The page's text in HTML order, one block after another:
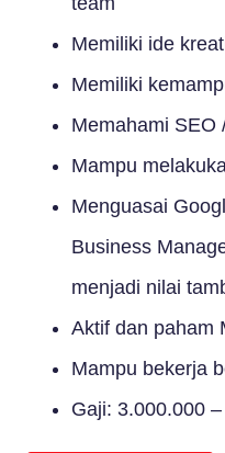
Memiliki ide
Memiliki
Memahami SEO
Mampu
Menguasai
Business
menjadi nilai
Aktif dan paham
Mampu bekerja
Gaji: 3.000.000